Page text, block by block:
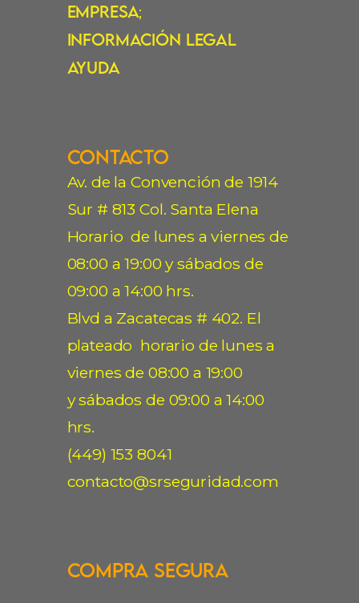
Empresa;
Información Legal
Ayuda
Contacto
Av. de la Convención de 1914
Sur # 813 Col. Santa Elena
Horario de lunes a viernes de
08:00 a 19:00 y sábados de
09:00 a 14:00 hrs.
Blvd a Zacatecas # 402. El
plateado horario de lunes a
viernes de 08:00 a 19:00
y sábados de 09:00 a 14:00
hrs.
(449) 153 8041
contacto@srseguridad.com
Compra Segura